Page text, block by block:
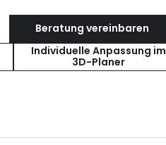
Beratung vereinbaren
Individuelle Anpassung im
3D-Planer